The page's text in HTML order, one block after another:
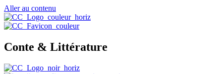
Aller au contenu
Conte & Littérature